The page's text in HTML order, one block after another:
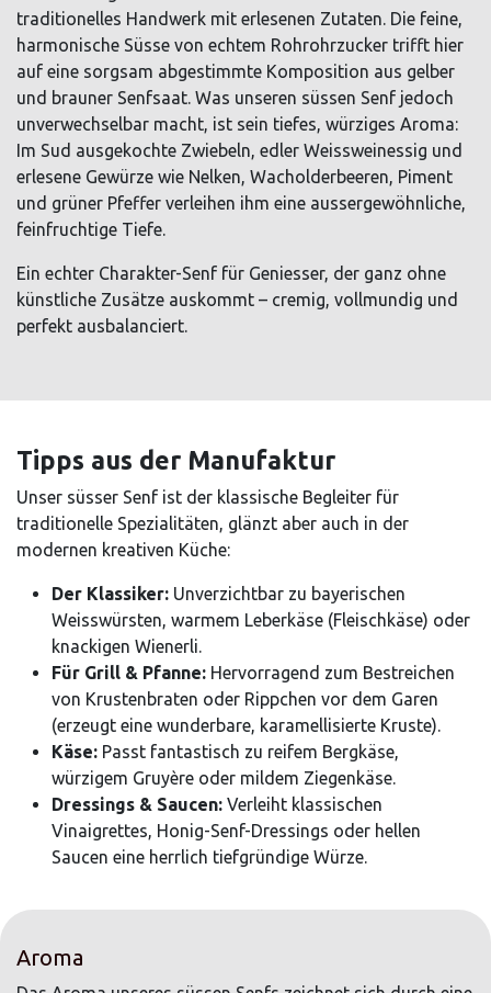
traditionelles Handwerk mit erlesenen Zutaten. Die feine,
harmonische Süsse von echtem Rohrohrzucker trifft hier
auf eine sorgsam abgestimmte Komposition aus gelber
und brauner Senfsaat. Was unseren süssen Senf jedoch
unverwechselbar macht, ist sein tiefes, würziges Aroma:
Im Sud ausgekochte Zwiebeln, edler Weissweinessig und
erlesene Gewürze wie Nelken, Wacholderbeeren, Piment
und grüner Pfeffer verleihen ihm eine aussergewöhnliche,
feinfruchtige Tiefe.
Ein echter Charakter-Senf für Geniesser, der ganz ohne
künstliche Zusätze auskommt – cremig, vollmundig und
perfekt ausbalanciert.
Tipps aus der Manufaktur
Unser süsser Senf ist der klassische Begleiter für
traditionelle Spezialitäten, glänzt aber auch in der
modernen kreativen Küche:
Der Klassiker: Unverzichtbar zu bayerischen
Weisswürsten, warmem Leberkäse (Fleischkäse) oder
knackigen Wienerli.
Für Grill & Pfanne: Hervorragend zum Bestreichen
von Krustenbraten oder Rippchen vor dem Garen
(erzeugt eine wunderbare, karamellisierte Kruste).
Käse: Passt fantastisch zu reifem Bergkäse,
würzigem Gruyère oder mildem Ziegenkäse.
Dressings & Saucen: Verleiht klassischen
Vinaigrettes, Honig-Senf-Dressings oder hellen
Saucen eine herrlich tiefgründige Würze.
Aroma